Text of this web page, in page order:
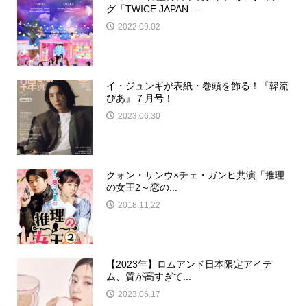
グ「TWICE JAPAN ...
2022.09.02
イ・ジュンギが表紙・巻頭を飾る！『韓流
ぴあ』７月号！
2023.06.30
クォン・サンウ×チェ・ガンヒ共演「推理
の女王2～恋の...
2018.11.22
【2023年】ロムアンド日本限定アイテ
ム、質が高すぎて...
2023.06.17